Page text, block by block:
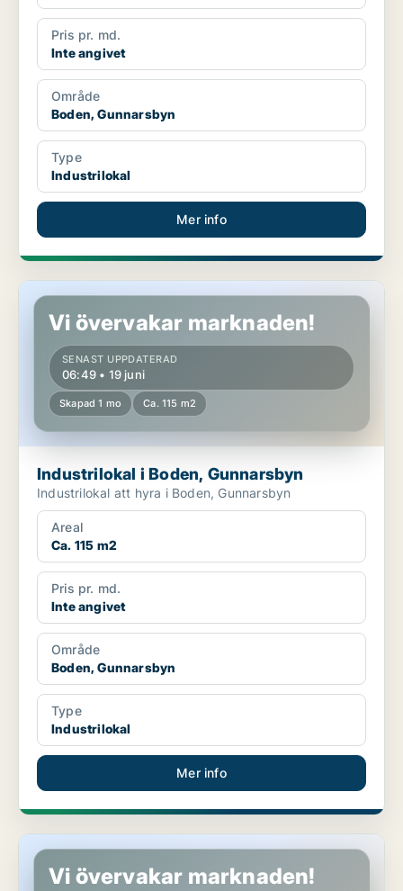
Pris pr. md.
Inte angivet
Område
Boden, Gunnarsbyn
Type
Industrilokal
Mer info
Industrilokal i Boden, Gunnarsbyn
Vi övervakar marknaden!
SENAST UPPDATERAD
06:49 • 19 juni
Skapad 1 mo Ca. 115 m2
Industrilokal i Boden, Gunnarsbyn
Industrilokal att hyra i Boden, Gunnarsbyn
Areal
Ca. 115 m2
Pris pr. md.
Inte angivet
Område
Boden, Gunnarsbyn
Type
Industrilokal
Mer info
Industrilokal i Boden
Vi övervakar marknaden!